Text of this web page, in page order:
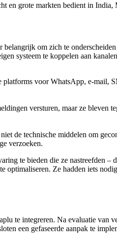
en grote markten bedient in
om zich te
systeem te koppelen aan
voor WhatsApp, e-mail,
versturen, maar ze bleven
de technische middelen om
verzoeken.
te bieden die ze nastreefden
optimaliseren. Ze hadden iets
te integreren. Na evaluatie
een gefaseerde aanpak te